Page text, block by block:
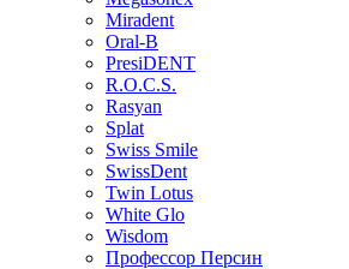
Miradent
Oral-B
PresiDENT
R.O.C.S.
Rasyan
Splat
Swiss Smile
SwissDent
Twin Lotus
White Glo
Wisdom
Профессор Персин